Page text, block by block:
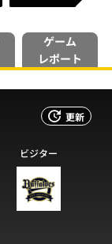
ゲーム
レポート
更新
ビジター